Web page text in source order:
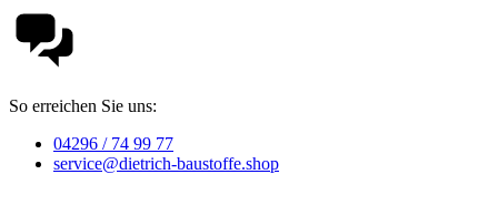
So erreichen Sie uns:
04296 / 74 99 77
service@dietrich-baustoffe.shop